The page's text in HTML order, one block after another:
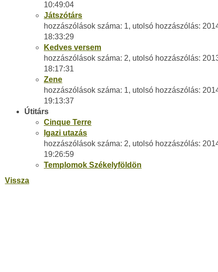
10:49:04
Játszótárs
hozzászólások száma: 1, utolsó hozzászólás:
18:33:29
Kedves versem
hozzászólások száma: 2, utolsó hozzászólás:
18:17:31
Zene
hozzászólások száma: 1, utolsó hozzászólás:
19:13:37
Útitárs
Cinque Terre
Igazi utazás
hozzászólások száma: 2, utolsó hozzászólás:
19:26:59
Templomok Székelyföldön
Vissza